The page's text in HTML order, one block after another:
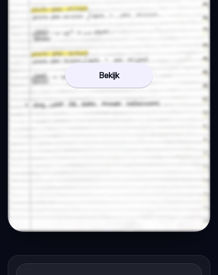
Bekijk